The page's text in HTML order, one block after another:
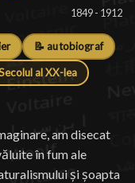
1849 - 1912
📝 autobiograf
al XX-lea
am disecat
în fum ale
și șoapta